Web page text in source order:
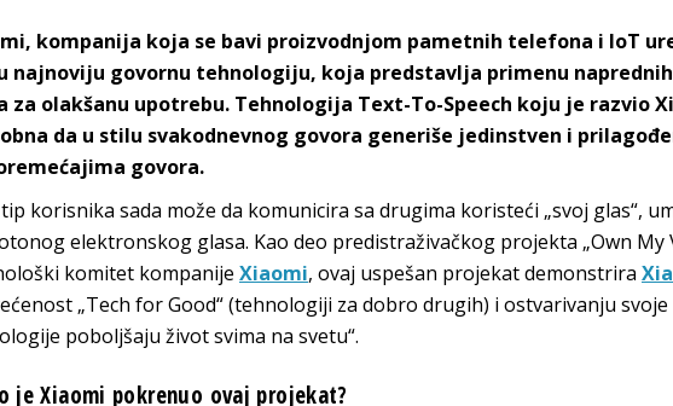
kompanija koja se bavi proizvodnjom pametnih telefona i IoT
najnoviju govornu tehnologiju, koja predstavlja primenu
za olakšanu upotrebu. Tehnologija Text-To-Speech koju je razvio
da u stilu svakodnevnog govora generiše jedinstven i
govora.
korisnika sada može da komunicira sa drugima koristeći „svoj glas“,
elektronskog glasa. Kao deo predistraživačkog projekta „Own My
komitet kompanije Xiaomi, ovaj uspešan projekat demonstrira
„Tech for Good“ (tehnologiji za dobro drugih) i ostvarivanju svoje
poboljšaju život svima na svetu“.
je Xiaomi pokrenuo ovaj projekat?